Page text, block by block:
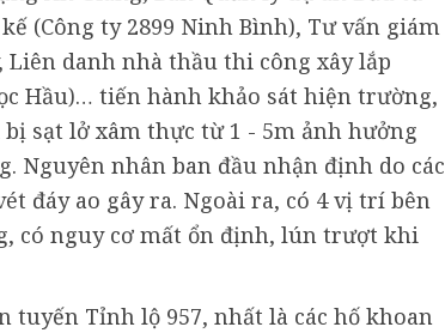
(Công ty 2899 Ninh Bình), Tư vấn giám
Liên danh nhà thầu thi công xây lắp
Hầu)… tiến hành khảo sát hiện trường,
sạt lở xâm thực từ 1 - 5m ảnh hưởng
Nguyên nhân ban đầu nhận định do các
đáy ao gây ra. Ngoài ra, có 4 vị trí bên
có nguy cơ mất ổn định, lún trượt khi
tuyến Tỉnh lộ 957, nhất là các hố khoan